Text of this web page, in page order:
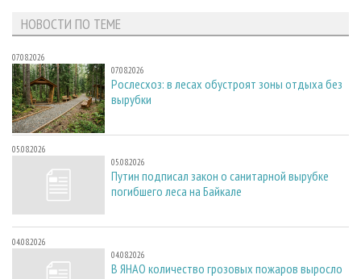
НОВОСТИ ПО ТЕМЕ
07.08.2026
07.08.2026
Рослесхоз: в лесах обустроят зоны отдыха без
вырубки
05.08.2026
05.08.2026
Путин подписал закон о санитарной вырубке
погибшего леса на Байкале
04.08.2026
04.08.2026
В ЯНАО количество грозовых пожаров выросло